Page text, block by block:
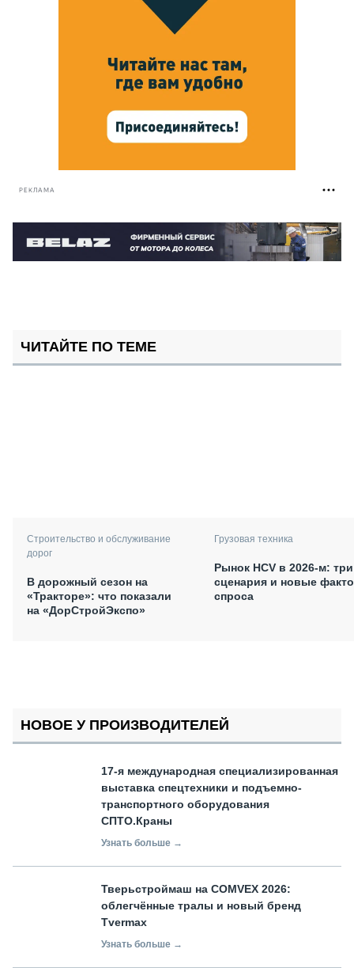
РЕКЛАМА
ЧИТАЙТЕ ПО ТЕМЕ
Строительство и обслуживание
дорог
В дорожный сезон на
«Тракторе»: что показали
на «ДорСтройЭкспо»
Грузовая техника
Рынок HCV в 2026-м: три
сценария и новые
спроса
НОВОЕ У ПРОИЗВОДИТЕЛЕЙ
17-я международная специализированная
выставка спецтехники и подъемно-
транспортного оборудования
СПТО.Краны
Узнать больше →
Тверьстроймаш на COMVEX 2026:
облегчённые тралы и новый бренд
Tvermax
Узнать больше →